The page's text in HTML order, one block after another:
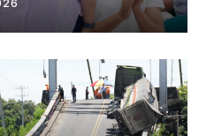
capacita a